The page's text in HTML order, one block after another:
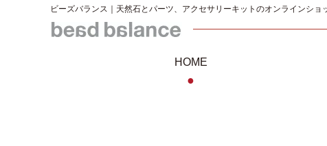
ビーズバランス｜天然石とパーツ、アクセサリーキットのオンラインショ
HOME
●